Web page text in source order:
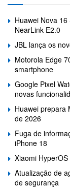
Huawei Nova
NearLink E2.0
JBL lança os
Motorola Edge
smartphone
Google Pixel
novas
Huawei prepara
de 2026
Fuga de
iPhone 18
Xiaomi
Atualização de
de segurança